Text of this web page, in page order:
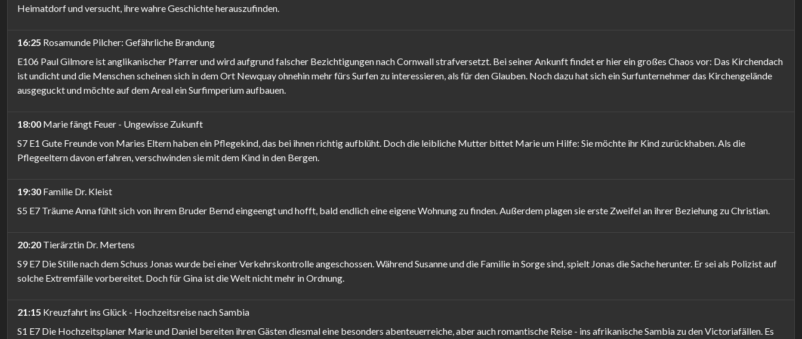
Heimatdorf und versucht, ihre wahre Geschichte herauszufinden.
16:25 Rosamunde Pilcher: Gefährliche Brandung
E106 Paul Gilmore ist anglikanischer Pfarrer und wird aufgrund falscher Bezichtigungen nach Cornwall strafversetzt. Bei seiner Ankunft findet er hier ein großes Chaos vor: Das Kirchendach
ist undicht und die Menschen scheinen sich in dem Ort Newquay ohnehin mehr fürs Surfen zu interessieren, als für den Glauben. Noch dazu hat sich ein Surfunternehmer das Kirchengelände
ausgeguckt und möchte auf dem Areal ein Surfimperium aufbauen.
18:00 Marie fängt Feuer - Ungewisse Zukunft
S7 E1 Gute Freunde von Maries Eltern haben ein Pflegekind, das bei ihnen richtig aufblüht. Doch die leibliche Mutter bittet Marie um Hilfe: Sie möchte ihr Kind zurückhaben. Als die
Pflegeeltern davon erfahren, verschwinden sie mit dem Kind in den Bergen.
19:30 Familie Dr. Kleist
S5 E7 Träume Anna fühlt sich von ihrem Bruder Bernd eingeengt und hofft, bald endlich eine eigene Wohnung zu finden. Außerdem plagen sie erste Zweifel an ihrer Beziehung zu Christian.
20:20 Tierärztin Dr. Mertens
S9 E7 Die Stille nach dem Schuss Jonas wurde bei einer Verkehrskontrolle angeschossen. Während Susanne und die Familie in Sorge sind, spielt Jonas die Sache herunter. Er sei als Polizist auf
solche Extremfälle vorbereitet. Doch für Gina ist die Welt nicht mehr in Ordnung.
21:15 Kreuzfahrt ins Glück - Hochzeitsreise nach Sambia
S1 E7 Die Hochzeitsplaner Marie und Daniel bereiten ihren Gästen diesmal eine besonders abenteuerreiche, aber auch romantische Reise - ins afrikanische Sambia zu den Victoriafällen. Es